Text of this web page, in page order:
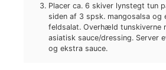
Placer ca. 6 skiver lynstegt tun
siden af 3 spsk. mangosalsa og
feldsalat. Overhæld tunskiverne
asiatisk sauce/dressing. Server
og ekstra sauce.